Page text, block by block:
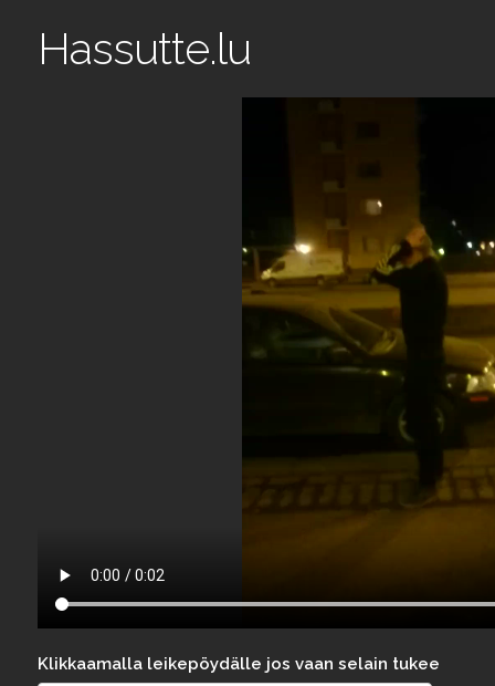
Hassutte.lu
Klikkaamalla leikepöydälle jos vaan selain tukee